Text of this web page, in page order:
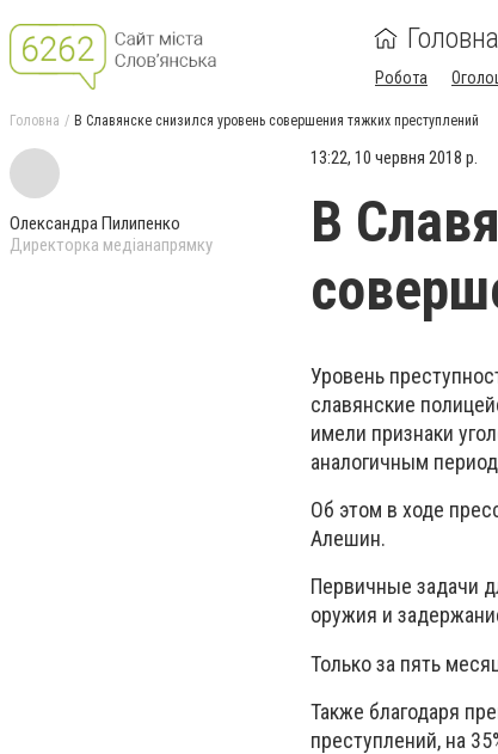
Головна
Робота
Головна В Славянске снизился уровень совершения тяжких преступлений
Олександра Пилипенко
Директорка медіанапрямку
13:22, 10 червня 2018 р.
В
Уровень
славянские
имели признаки
аналогичным
Об этом в ходе
Алешин.
Первичные задачи
оружия и
Только за пять
Также благодаря
преступлений, на